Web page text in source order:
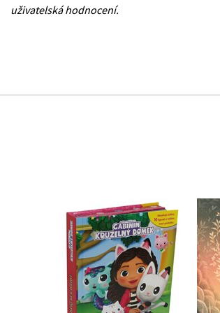
uživatelská hodnocení.
Gábinin kouzelný
domek - Čti a hraj si s
námi
Kolektiv